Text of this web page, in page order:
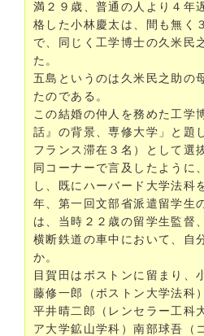
満２９歳、普通の人より４年
格した小林慶太は、間も無く
で、同じく工学博士の久米民
た。
五島というのは久米民之助の
たのである。
この結婚の仲人を務めた工学
話』の背景、専修大学」と題
フランス滞在３名）として選
同コーナーで言及したように
し、既にハーバード大学法科
年、第一回文部省派遣留学生
は、当時２２歳の留学生監督
横断鉄道の車中において、自
か。
目賀田はボストンに留まり、
藤修一郎（ボストン大学法科
平井晴二郎（レンセラー工科
ア大学鉱山学科）南部球吾（